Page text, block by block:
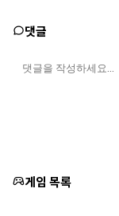
댓글
게임 목록